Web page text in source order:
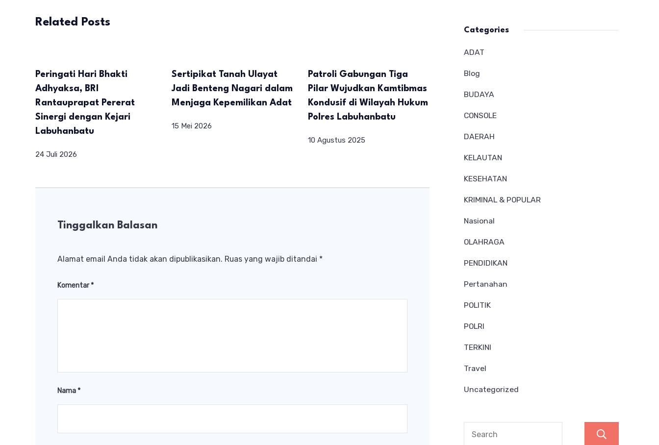
Related Posts
Peringati Hari Bhakti
Adhyaksa, BRI
Rantauprapat Pererat
Sinergi dengan Kejari
Labuhanbatu
24 Juli 2026
Sertipikat Tanah Ulayat
Jadi Benteng Nagari dalam
Menjaga Kepemilikan Adat
15 Mei 2026
Patroli Gabungan Tiga
Pilar Wujudkan Kamtibmas
Kondusif di Wilayah Hukum
Polres Labuhanbatu
10 Agustus 2025
Tinggalkan Balasan
Alamat email Anda tidak akan dipublikasikan. Ruas yang wajib ditandai *
Komentar*
Nama*
Categories
ADAT
Blog
BUDAYA
CONSOLE
DAERAH
KELAUTAN
KESEHATAN
KRIMINAL & POPULAR
Nasional
OLAHRAGA
PENDIDIKAN
Pertanahan
POLITIK
POLRI
TERKINI
Travel
Uncategorized